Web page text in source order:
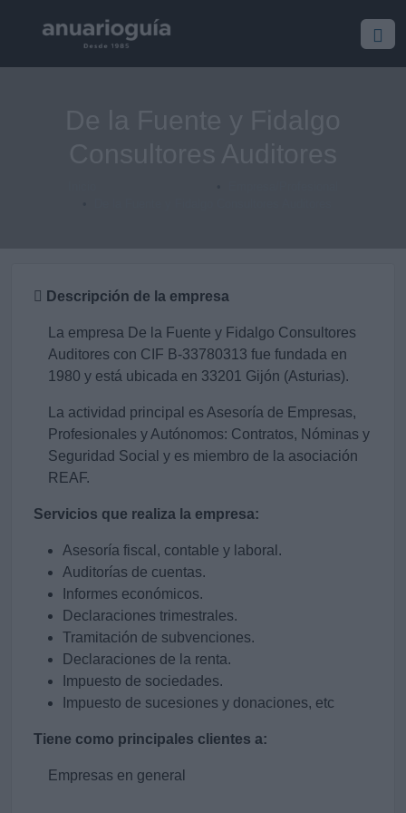
Descripción de la empresa
La empresa De la Fuente y Fidalgo Consultores
Auditores con CIF B-33780313 fue fundada en
1980 y está ubicada en 33201 Gijón (Asturias).
La actividad principal es Asesoría de Empresas,
Profesionales y Autónomos: Contratos, Nóminas y
Seguridad Social y es miembro de la asociación
REAF.
Servicios que realiza la empresa:
Asesoría fiscal, contable y laboral.
Auditorías de cuentas.
Informes económicos.
Declaraciones trimestrales.
Tramitación de subvenciones.
Declaraciones de la renta.
Impuesto de sociedades.
Impuesto de sucesiones y donaciones, etc
Tiene como principales clientes a:
Empresas en general